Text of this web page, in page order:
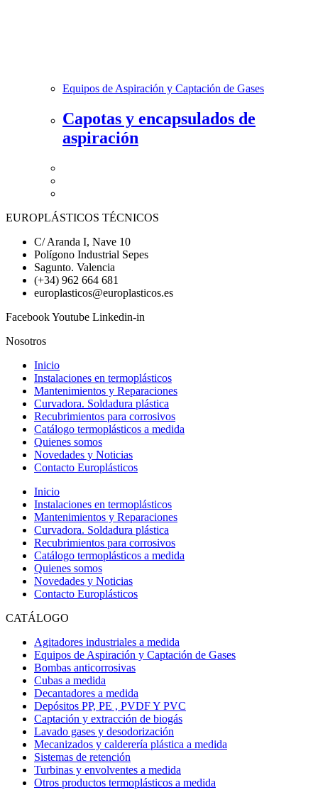
Equipos de Aspiración y Captación de Gases
Capotas y encapsulados de
aspiración
EUROPLÁSTICOS TÉCNICOS
C/ Aranda I, Nave 10
Polígono Industrial Sepes
Sagunto. Valencia
(+34) 962 664 681
europlasticos@europlasticos.es
FacebookYoutube Linkedin-in
Nosotros
Inicio
Instalaciones en termoplásticos
Mantenimientos y Reparaciones
Curvadora. Soldadura plástica
Recubrimientos para corrosivos
Catálogo termoplásticos a medida
Quienes somos
Novedades y Noticias
Contacto Europlásticos
Inicio
Instalaciones en termoplásticos
Mantenimientos y Reparaciones
Curvadora. Soldadura plástica
Recubrimientos para corrosivos
Catálogo termoplásticos a medida
Quienes somos
Novedades y Noticias
Contacto Europlásticos
CATÁLOGO
Agitadores industriales a medida
Equipos de Aspiración y Captación de Gases
Bombas anticorrosivas
Cubas a medida
Decantadores a medida
Depósitos PP, PE , PVDF Y PVC
Captación y extracción de biogás
Lavado gases y desodorización
Mecanizados y calderería plástica a medida
Sistemas de retención
Turbinas y envolventes a medida
Otros productos termoplásticos a medida